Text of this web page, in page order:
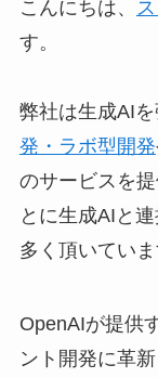
こんにちは、
す。
弊社は生成AI
発・ラボ型開発
のサービスを
とに生成AIと
多く頂いていま
OpenAIが提供
ント開発に革